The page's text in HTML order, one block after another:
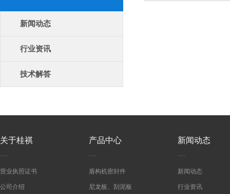
新闻动态
行业资讯
技术解答
关于桂祺
营业执照证书
公司介绍
产品中心
盾构机密封件
尼龙板、刮泥板
新闻动态
新闻动态
行业资讯